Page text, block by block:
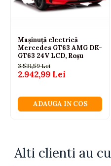
Mașinuță electrică
Mercedes GT63 AMG DK-
GT63 24V LCD, Roșu
3.531,59 Lei
2.942,99 Lei
ADAUGA IN COS
Alti clienti au